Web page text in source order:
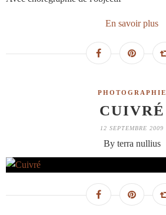
En savoir plus
PHOTOGRAPHIE
CUIVRÉ
12 SEPTEMBRE 2009
By terra nullius